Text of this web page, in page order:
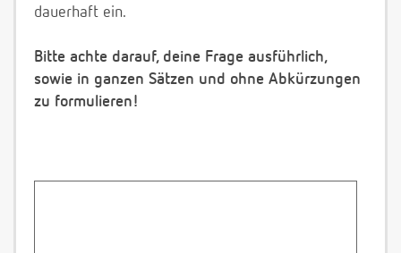
dauerhaft ein.
Bitte achte darauf, deine Frage ausführlich,
sowie in ganzen Sätzen und ohne Abkürzungen
zu formulieren!